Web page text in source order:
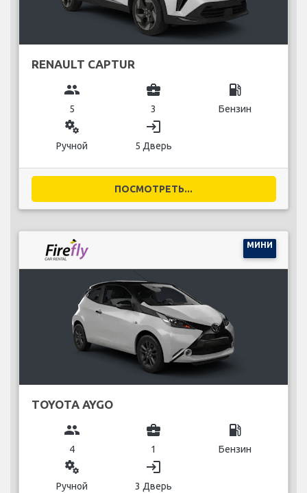
RENAULT CAPTUR
group
5
business_center
3
local_gas_station
Бензин
miscellaneous_services
Ручной
login
5 Дверь
ПОСМОТРЕТЬ...
МИНИ
TOYOTA AYGO
group
4
business_center
1
local_gas_station
Бензин
miscellaneous_services
Ручной
login
3 Дверь